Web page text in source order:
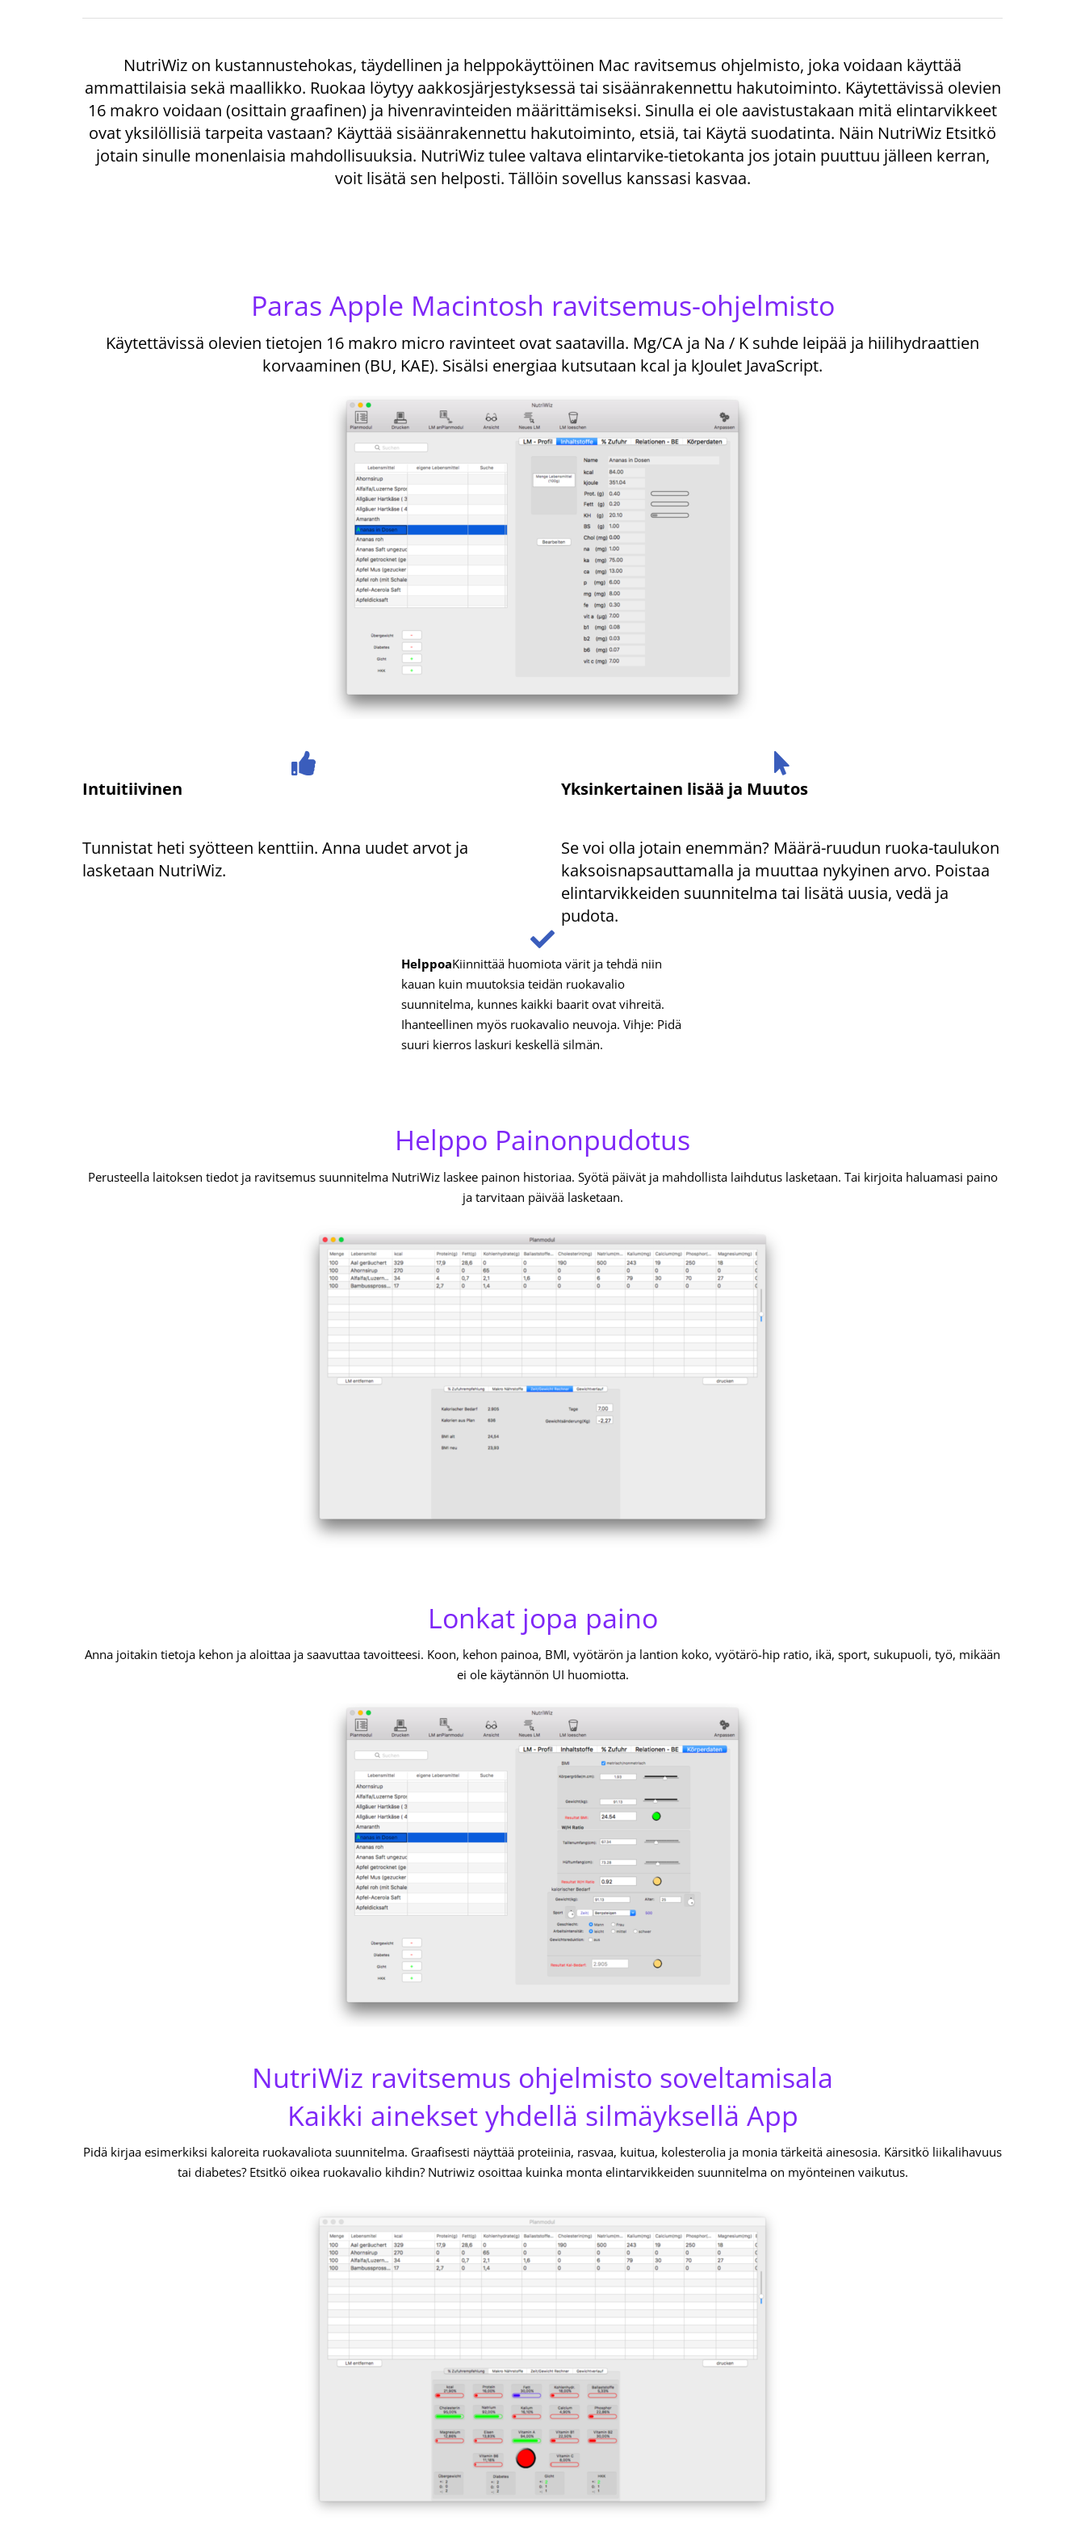
NutriWiz on kustannustehokas, täydellinen ja helppokäyttöinen Mac ravitsemus ohjelmisto, joka voidaan käyttää
ammattilaisia sekä maallikko. Ruokaa löytyy aakkosjärjestyksessä tai sisäänrakennettu hakutoiminto. Käytettävissä olevien
16 makro voidaan (osittain graafinen) ja hivenravinteiden määrittämiseksi. Sinulla ei ole aavistustakaan mitä elintarvikkeet
ovat yksilöllisiä tarpeita vastaan? Käyttää sisäänrakennettu hakutoiminto, etsiä, tai Käytä suodatinta. Näin NutriWiz Etsitkö
jotain sinulle monenlaisia mahdollisuuksia. NutriWiz tulee valtava elintarvike-tietokanta jos jotain puuttuu jälleen kerran,
voit lisätä sen helposti. Tällöin sovellus kanssasi kasvaa.
Paras Apple Macintosh ravitsemus-ohjelmisto
Käytettävissä olevien tietojen 16 makro micro ravinteet ovat saatavilla. Mg/CA ja Na / K suhde leipää ja hiilihydraattien
korvaaminen (BU, KAE). Sisälsi energiaa kutsutaan kcal ja kJoulet JavaScript.
Intuitiivinen
Tunnistat heti syötteen kenttiin. Anna uudet arvot ja
lasketaan NutriWiz.
Yksinkertainen lisää ja Muutos
Se voi olla jotain enemmän? Määrä-ruudun ruoka-taulukon
kaksoisnapsauttamalla ja muuttaa nykyinen arvo. Poistaa
elintarvikkeiden suunnitelma tai lisätä uusia, vedä ja
pudota.
HelppoaKiinnittää huomiota värit ja tehdä niin
kauan kuin muutoksia teidän ruokavalio
suunnitelma, kunnes kaikki baarit ovat vihreitä.
Ihanteellinen myös ruokavalio neuvoja. Vihje: Pidä
suuri kierros laskuri keskellä silmän.
Helppo Painonpudotus
Perusteella laitoksen tiedot ja ravitsemus suunnitelma NutriWiz laskee painon historiaa. Syötä päivät ja mahdollista laihdutus lasketaan. Tai kirjoita haluamasi paino
ja tarvitaan päivää lasketaan.
Lonkat jopa paino
Anna joitakin tietoja kehon ja aloittaa ja saavuttaa tavoitteesi. Koon, kehon painoa, BMI, vyötärön ja lantion koko, vyötärö-hip ratio, ikä, sport, sukupuoli, työ, mikään
ei ole käytännön UI huomiotta.
NutriWiz ravitsemus ohjelmisto soveltamisala
Kaikki ainekset yhdellä silmäyksellä App
Pidä kirjaa esimerkiksi kaloreita ruokavaliota suunnitelma. Graafisesti näyttää proteiinia, rasvaa, kuitua, kolesterolia ja monia tärkeitä ainesosia. Kärsitkö liikalihavuus
tai diabetes? Etsitkö oikea ruokavalio kihdin? Nutriwiz osoittaa kuinka monta elintarvikkeiden suunnitelma on myönteinen vaikutus.